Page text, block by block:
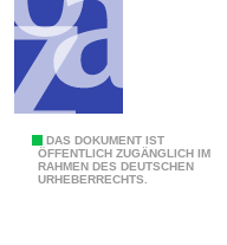
e
n
T
e
t
s
g
e
DAS DOKUMENT IST
ÖFFENTLICH ZUGÄNGLICH IM
RAHMEN DES DEUTSCHEN
URHEBERRECHTS.